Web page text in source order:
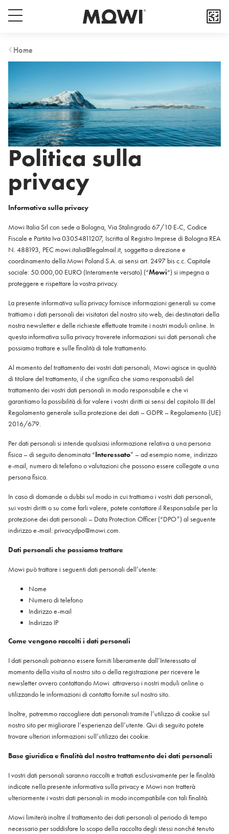
Menu switch buttonSelect your location
Popup close button
대한민국
한국어
Europe
Deutschland
Deutsch
Español
Français
Italia
Italiano
Polska
Polski
Sverige
Svenska
English
North America
United States
English
Global
MOWI Salmon Global
Home
Politica sulla
privacy
Informativa sulla privacy
Mowi Italia Srl con sede a Bologna, Via Stalingrado 67/10 E-C, Codice
Fiscale e Partita Iva 03054811207, Iscritta al Registro Imprese di Bologna REA
N. 488193, PEC mowi.italia@legalmail.it, soggetta a direzione e
coordinamento della Mowi Poland S.A. ai sensi art. 2497 bis c.c. Capitale
sociale: 50.000,00 EURO (Interamente versato) (“Mowi“) si impegna a
proteggere e rispettare la vostra privacy.
La presente informativa sulla privacy fornisce informazioni generali su come
trattiamo i dati personali dei visitatori del nostro sito web, dei destinatari della
nostra newsletter e delle richieste effettuate tramite i nostri moduli online. In
questa informativa sulla privacy troverete informazioni sui dati personali che
possiamo trattare e sulle finalità di tale trattamento.
Al momento del trattamento dei vostri dati personali, Mowi agisce in qualità
di titolare del trattamento, il che significa che siamo responsabili del
trattamento dei vostri dati personali in modo responsabile e che vi
garantiamo la possibilità di far valere i vostri diritti ai sensi del capitolo III del
Regolamento generale sulla protezione dei dati – GDPR – Regolamento (UE)
2016/679.
Per dati personali si intende qualsiasi informazione relativa a una persona
fisica – di seguito denominata “Interessato” – ad esempio nome, indirizzo
e-mail, numero di telefono o valutazioni che possono essere collegate a una
persona fisica.
In caso di domande o dubbi sul modo in cui trattiamo i vostri dati personali,
sui vostri diritti o su come farli valere, potete contattare il Responsabile per la
protezione dei dati personali – Data Protection Officer (“DPO”) al seguente
indirizzo e-mail: privacydpo@mowi.com.
Dati personali che possiamo trattare
Mowi può trattare i seguenti dati personali dell’utente:
Nome
Numero di telefono
Indirizzo e-mail
Indirizzo IP
Come vengono raccolti i dati personali
I dati personali potranno essere forniti liberamente dall’Interessato al
momento della visita al nostro sito o della registrazione per ricevere le
newsletter ovvero contattando Mowi attraverso i nostri moduli online o
utilizzando le informazioni di contatto fornite sul nostro sito.
Inoltre, potremmo raccogliere dati personali tramite l’utilizzo di cookie sul
nostro sito per migliorare l’esperienza dell’utente. Qui di seguito potete
trovare ulteriori informazioni sull’utilizzo dei cookie.
Base giuridica e finalità del nostro trattamento dei dati personali
I vostri dati personali saranno raccolti e trattati esclusivamente per le finalità
indicate nella presente informativa sulla privacy e Mowi non tratterà
ulteriormente i vostri dati personali in modo incompatibile con tali finalità.
Mowi limiterà inoltre il trattamento dei dati personali al periodo di tempo
necessario per soddisfare lo scopo della raccolta degli stessi nonché tenuto